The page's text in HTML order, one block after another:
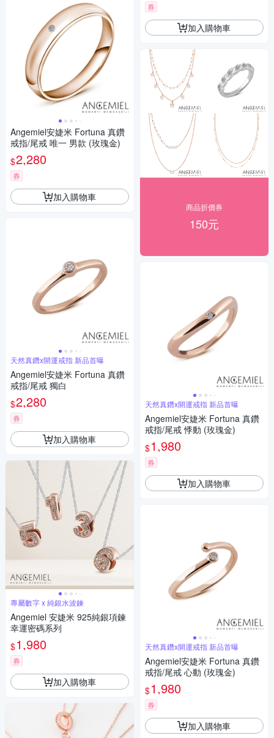
Angemiel安婕米 Fortuna 真鑽
戒指/尾戒 唯一 男款 (玫瑰金)
$2,280
券
加入購物車
天然真鑽x開運戒指 新品首曝
Angemiel安婕米 Fortuna 真鑽
戒指/尾戒 獨白
$2,280
券
加入購物車
專屬數字 x 純銀水波鍊
Angemiel 安婕米 925純銀項鍊
幸運密碼系列
$1,980
券
加入購物車
券
加入購物車
商品折價券
150元
天然真鑽x開運戒指 新品首曝
Angemiel安婕米 Fortuna 真鑽
戒指/尾戒 悸動 (玫瑰金)
$1,980
券
加入購物車
天然真鑽x開運戒指 新品首曝
Angemiel安婕米 Fortuna 真鑽
戒指/尾戒 心動 (玫瑰金)
$1,980
券
加入購物車